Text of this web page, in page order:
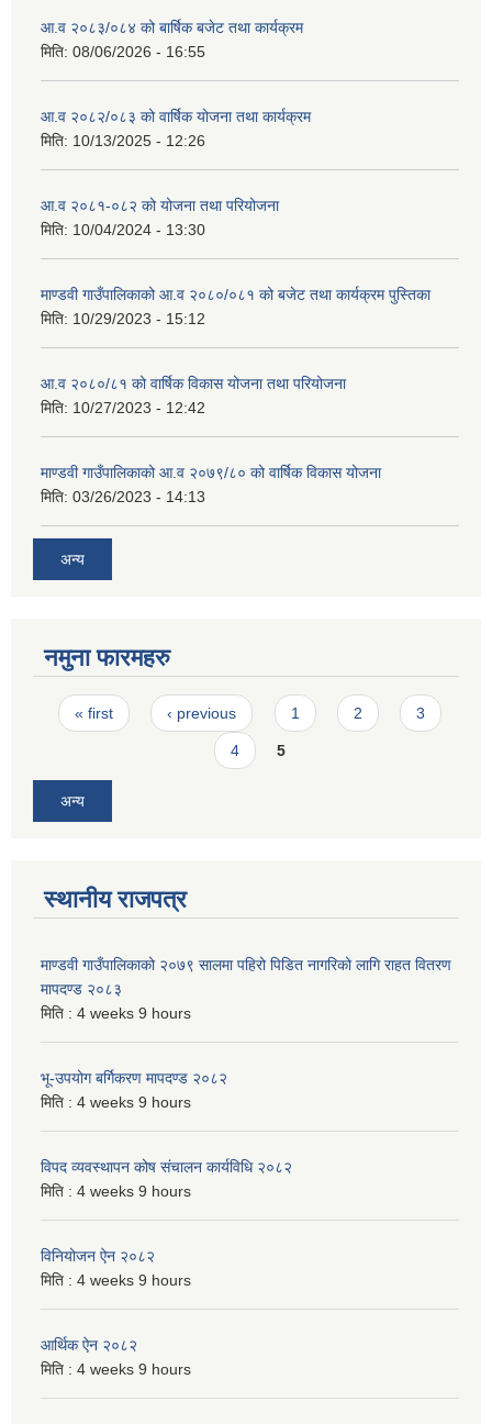
आ.व २०८३/०८४ को बार्षिक बजेट तथा कार्यक्रम
मिति: 08/06/2026 - 16:55
आ.व २०८२/०८३ को वार्षिक योजना तथा कार्यक्रम
मिति: 10/13/2025 - 12:26
आ.व २०८१-०८२ को योजना तथा परियोजना
मिति: 10/04/2024 - 13:30
माण्डवी गाउँपालिकाको आ.व २०८०/०८१ को बजेट तथा कार्यक्रम पुस्तिका
मिति: 10/29/2023 - 15:12
आ.व २०८०/८१ को वार्षिक विकास योजना तथा परियोजना
मिति: 10/27/2023 - 12:42
माण्डवी गाउँपालिकाको आ.व २०७९/८० को वार्षिक विकास योजना
मिति: 03/26/2023 - 14:13
अन्य
नमुना फारमहरु
Pages
« first ‹ previous 1 2 3
4 5
अन्य
स्थानीय राजपत्र
माण्डवी गाउँपालिकाको २०७९ सालमा पहिरो पिडित नागरिको लागि राहत वितरण
मापदण्ड २०८३
मिति : 4 weeks 9 hours
भू-उपयोग बर्गिकरण मापदण्ड २०८२
मिति : 4 weeks 9 hours
विपद व्यवस्थापन कोष संचालन कार्यविधि २०८२
मिति : 4 weeks 9 hours
विनियोजन ऐन २०८२
मिति : 4 weeks 9 hours
आर्थिक ऐन २०८२
मिति : 4 weeks 9 hours